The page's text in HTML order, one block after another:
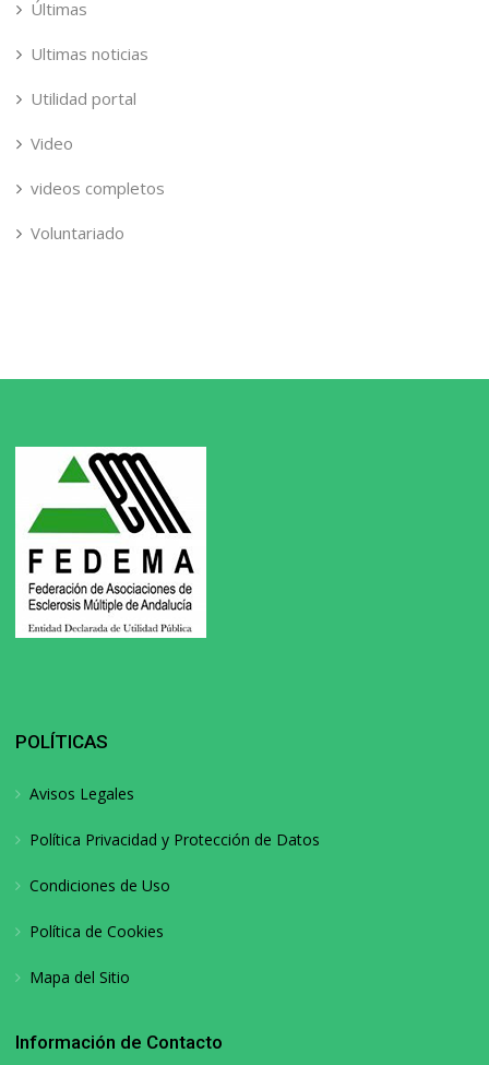
Últimas
Ultimas noticias
Utilidad portal
Video
videos completos
Voluntariado
POLÍTICAS
Avisos Legales
Política Privacidad y Protección de Datos
Condiciones de Uso
Política de Cookies
Mapa del Sitio
Información de Contacto